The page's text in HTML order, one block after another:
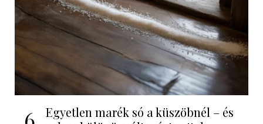
Egyetlen marék só a küszöbnél – és